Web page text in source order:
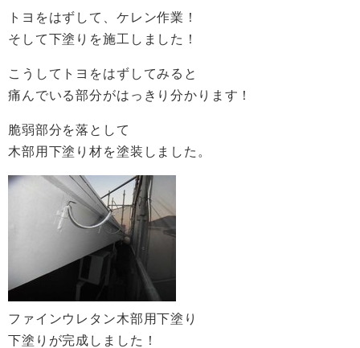
トヨをはずして、ケレン作業！
そして下塗りを施工しました！
こうしてトヨをはずしてみると
痛んでいる部分がはっきり分かります！
脆弱部分を落として
木部用下塗り材を塗装しました。
ファインウレタン木部用下塗り
下塗りが完成しました！